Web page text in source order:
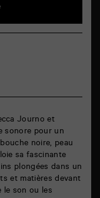
Journo et
sonore pour un
noire, peau
sa fascinante
plongées dans un
et matières devant
le son ou les